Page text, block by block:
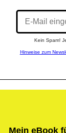
Kein Spam!
Hinweise zum
Mein eBook